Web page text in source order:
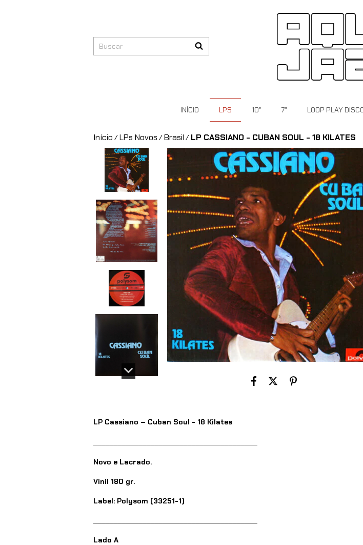
INÍCIO LPS 10" 7" LOOP PLAY
Início /LPs Novos /Brasil / LP CASSIANO - CUBAN SOUL - 18 KILATES
LP Cassiano – Cuban Soul - 18 Kilates
Novo e Lacrado.
Vinil 180 gr.
Label: Polysom (33251-1)
Lado A